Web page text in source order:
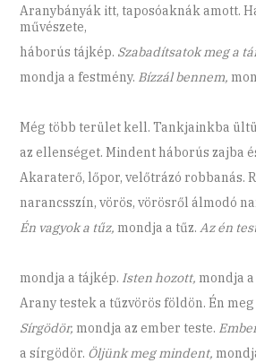
Aranybányák itt, taposóaknák amott.
művészete,
háborús tájkép. Szabadítsatok meg a
mondja a festmény. Bízzál bennem,
Még több terület kell. Tankjainkba
az ellenséget. Mindent háborús zajba
Akaraterő, lőpor, velőtrázó robbanás.
narancsszín, vörös, vörösről álmodó
Én vagyok a tűz, mondja a tűz.Az én
mondja a tájkép. Isten hozott,mondja
Arany testek a tűzvörös földön. Én
Sírgödör,mondja az ember teste.
a sírgödör. Öljünk meg mindent,